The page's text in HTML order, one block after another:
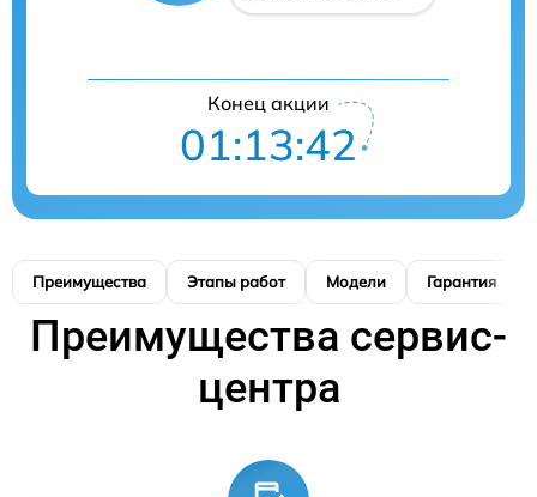
Конец акции
01:13:40
Преимущества Этапы работ Модели Гарантия
Преимущества сервис-
центра